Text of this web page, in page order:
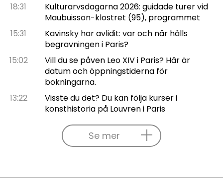
18:31
Kulturarvsdagarna 2026: guidade turer vid
Maubuisson-klostret (95), programmet
15:31
Kavinsky har avlidit: var och när hålls
begravningen i Paris?
15:02
Vill du se påven Leo XIV i Paris? Här är
datum och öppningstiderna för
bokningarna.
13:22
Visste du det? Du kan följa kurser i
konsthistoria på Louvren i Paris
Se mer